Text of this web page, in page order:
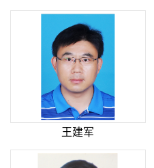
王建军